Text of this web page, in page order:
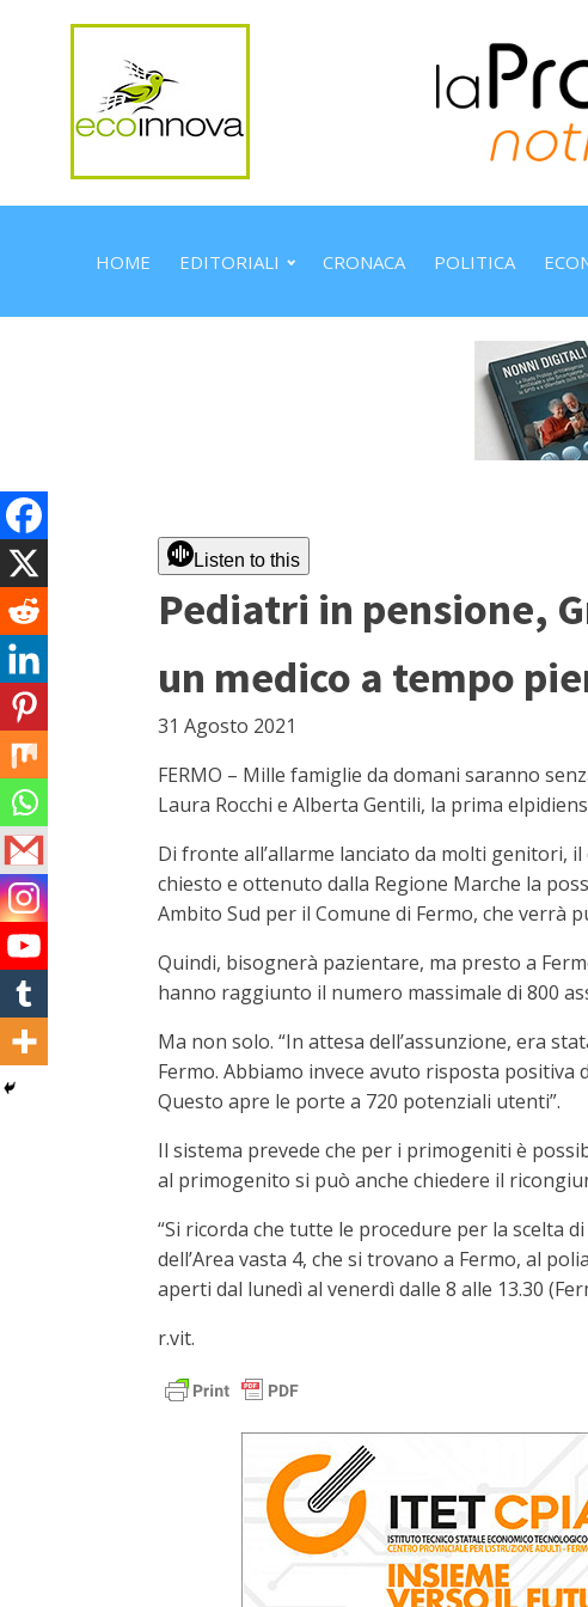
HOME EDITORIALI CRONACA POLITICA
Listen to this
Pediatri in pensione,
un medico a tempo
31 Agosto 2021
FERMO – Mille famiglie da domani saranno
Laura Rocchi e Alberta Gentili, la prima
Di fronte all’allarme lanciato da molti genitori,
chiesto e ottenuto dalla Regione Marche la
Ambito Sud per il Comune di Fermo, che verrà
Quindi, bisognerà pazientare, ma presto a
hanno raggiunto il numero massimale di 800
Ma non solo. “In attesa dell’assunzione, era
Fermo. Abbiamo invece avuto risposta
Questo apre le porte a 720 potenziali utenti”.
Il sistema prevede che per i primogeniti è
al primogenito si può anche chiedere il
“Si ricorda che tutte le procedure per la scelta
dell’Area vasta 4, che si trovano a Fermo, al
aperti dal lunedì al venerdì dalle 8 alle 13.30
r.vit.